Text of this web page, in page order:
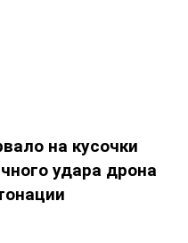
на кусочки
удара дрона